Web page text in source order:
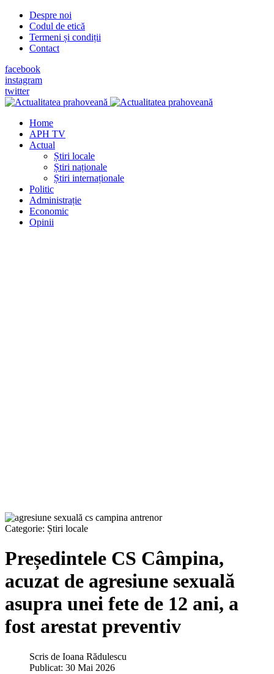
Despre noi
Codul de etică
Termeni și condiții
Contact
facebook
instagram
twitter
Home
APH TV
Actual
Știri locale
Știri naționale
Știri internaționale
Politic
Administrație
Economic
Opinii
Categorie: Știri locale
Președintele CS Câmpina,
acuzat de agresiune sexuală
asupra unei fete de 12 ani, a
fost arestat preventiv
Scris de Ioana Rădulescu
Publicat: 30 Mai 2026